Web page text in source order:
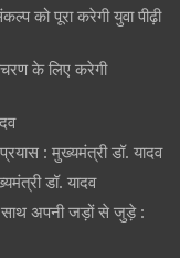
को पूरा करेगी युवा पीढ़ी
के लिए करेगी
: मुख्यमंत्री डॉ. यादव
डॉ. यादव
साथ अपनी जड़ों से जुड़े :